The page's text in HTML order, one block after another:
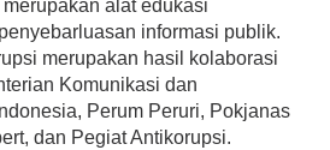
alat edukasi
informasi publik.
merupakan hasil kolaborasi
Komunikasi dan
Perum Peruri, Pokjanas
dan Pegiat Antikorupsi.